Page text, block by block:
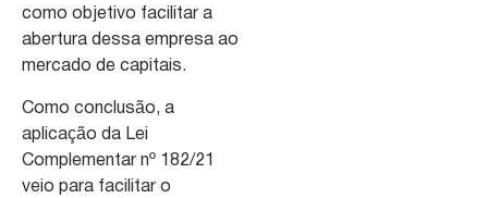
como objetivo facilitar a
abertura dessa empresa ao
mercado de capitais.
Como conclusão, a
aplicação da Lei
Complementar nº 182/21
veio para facilitar o